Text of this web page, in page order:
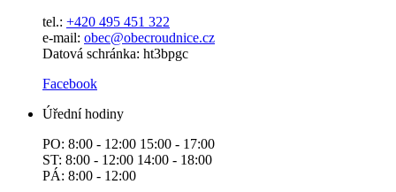
tel.: +420 495 451 322
e-mail: obec@obecroudnice.cz
Datová schránka: ht3bpgc
Facebook
Úřední hodiny
PO: 8:00 - 12:00 15:00 - 17:00
ST: 8:00 - 12:00 14:00 - 18:00
PÁ: 8:00 - 12:00